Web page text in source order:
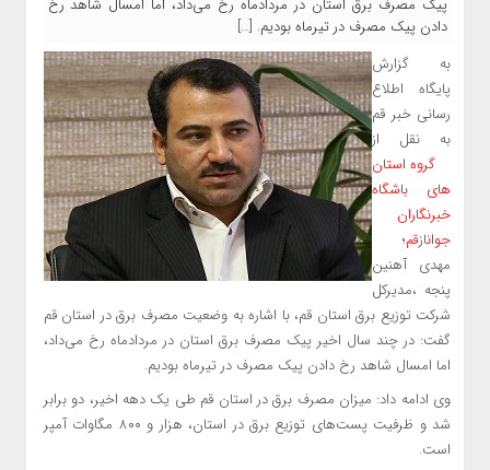
پیک مصرف برق استان در مردادماه رخ می‌داد، اما امسال شاهد رخ
دادن پیک مصرف در تیرماه بودیم. […]
به گزارش
پایگاه اطلاع
رسانی خبر قم
به نقل از
گروه استان
های باشگاه
خبرنگاران
جوانازقم؛
مهدی آهنین
پنجه ،مدیرکل
شرکت توزیع برق استان قم، با اشاره به وضعیت مصرف برق در استان قم
گفت: در چند سال اخیر پیک مصرف برق استان در مردادماه رخ می‌داد،
اما امسال شاهد رخ دادن پیک مصرف در تیرماه بودیم.
وی ادامه داد: میزان مصرف برق در استان قم طی یک دهه اخیر، دو برابر
شد و ظرفیت پست‌های توزیع برق در استان، هزار و ۸۰۰ مگاوات آمپر
است.